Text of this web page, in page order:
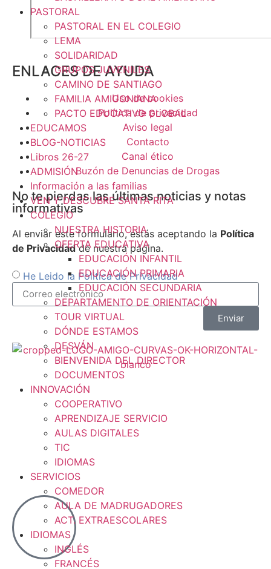
PASTORAL
PASTORAL EN EL COLEGIO
LEMA
SOLIDARIDAD
GRUPOS JUVENILES
CAMINO DE SANTIAGO
FAMILIA AMIGONIANA
PACTO EDUCATIVO GLOBAL
EDUCAMOS
BLOG-NOTICIAS
Libros 26-27
ADMISIÓN
Información a las familias
VEN Y DESCUBRE SANTA RITA
COLEGIO
NUESTRA HISTORIA
OFERTA EDUCATIVA
EDUCACIÓN INFANTIL
EDUCACIÓN PRIMARIA
EDUCACIÓN SECUNDARIA
DEPARTAMENTO DE ORIENTACIÓN
TOUR VIRTUAL
DÓNDE ESTAMOS
DESVÁN
BIENVENIDA DEL DIRECTOR
DOCUMENTOS
INNOVACIÓN
COOPERATIVO
APRENDIZAJE SERVICIO
AULAS DIGITALES
TIC
IDIOMAS
SERVICIOS
COMEDOR
AULA DE MADRUGADORES
ACT. EXTRAESCOLARES
IDIOMAS
INGLÉS
FRANCÉS
ENLACES DE AYUDA
Uso de cookies
Política de privacidad
Aviso legal
Contacto
Canal ético
Buzón de Denuncias de Drogas
No te pierdas las últimas noticias y notas
informativas
Al enviar este formulario, estás aceptando la Política
de Privacidadde nuestra página.
He Leido la Politica de Privacidad
Enviar